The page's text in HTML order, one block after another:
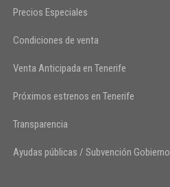
Precios Especiales
Condiciones de venta
Venta Anticipada en Tenerife
Próximos estrenos en Tenerife
Transparencia
Ayudas públicas / Subvención Gobierno